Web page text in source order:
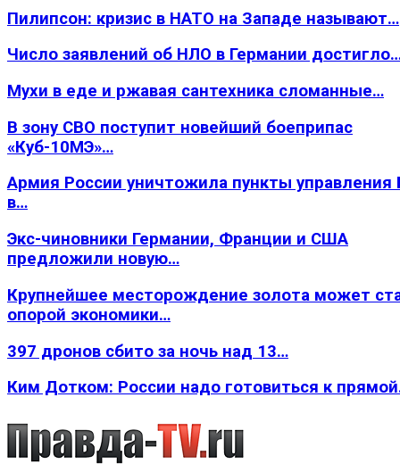
Пилипсон: кризис в НАТО на Западе называют…
Число заявлений об НЛО в Германии
Мухи в еде и ржавая сантехника сломанные…
В зону СВО поступит новейший боеприпас
«Куб-10МЭ»…
Армия России уничтожила пункты
в…
Экс-чиновники Германии, Франции и США
предложили новую…
Крупнейшее месторождение золота может
опорой экономики…
397 дронов сбито за ночь над 13…
Ким Дотком: России надо готовиться к